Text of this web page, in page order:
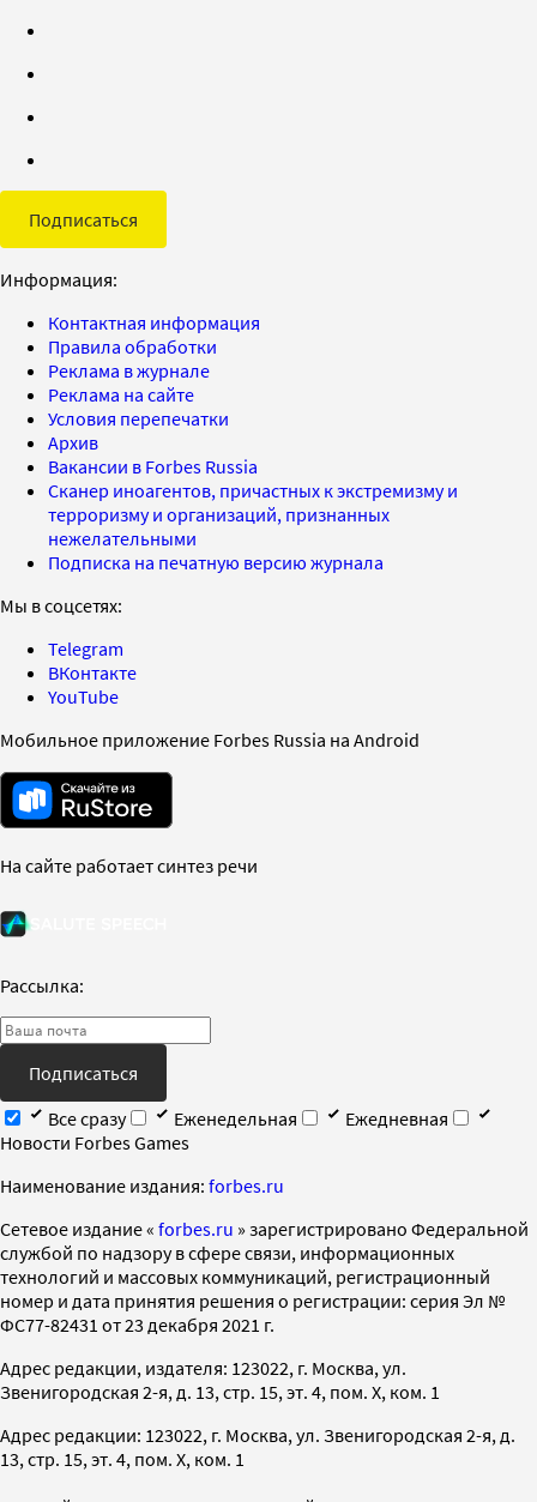
Подписаться
Информация:
Контактная информация
Правила обработки
Реклама в журнале
Реклама на сайте
Условия перепечатки
Архив
Вакансии в Forbes Russia
Сканер иноагентов, причастных к экстремизму и
терроризму и организаций, признанных
нежелательными
Подписка на печатную версию журнала
Мы в соцсетях:
Telegram
ВКонтакте
YouTube
Мобильное приложение Forbes Russia на Android
На сайте работает синтез речи
Рассылка:
Подписаться
Все сразу
Еженедельная
Ежедневная
Новости Forbes Games
Наименование издания: forbes.ru
Cетевое издание « forbes.ru » зарегистрировано Федеральной
службой по надзору в сфере связи, информационных
технологий и массовых коммуникаций, регистрационный
номер и дата принятия решения о регистрации: серия Эл №
ФС77-82431 от 23 декабря 2021 г.
Адрес редакции, издателя: 123022, г. Москва, ул.
Звенигородская 2-я, д. 13, стр. 15, эт. 4, пом. X, ком. 1
Адрес редакции: 123022, г. Москва, ул. Звенигородская 2-я, д.
13, стр. 15, эт. 4, пом. X, ком. 1